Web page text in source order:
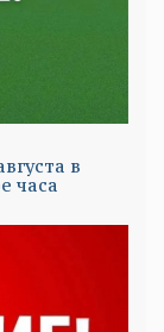
в
часа